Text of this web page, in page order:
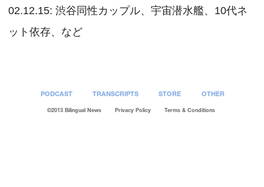
LINK
EMBED
02.12.15: 渋谷同性カップル、宇宙潜水艦、10代ネ
ット依存、など
PODCAST TRANSCRIPTS STORE OTHER
©2013 Bilingual News Privacy Policy Terms & Conditions